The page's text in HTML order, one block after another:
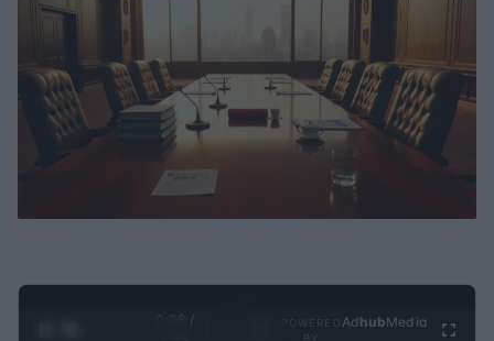
0:29 /
Ad hubMedia